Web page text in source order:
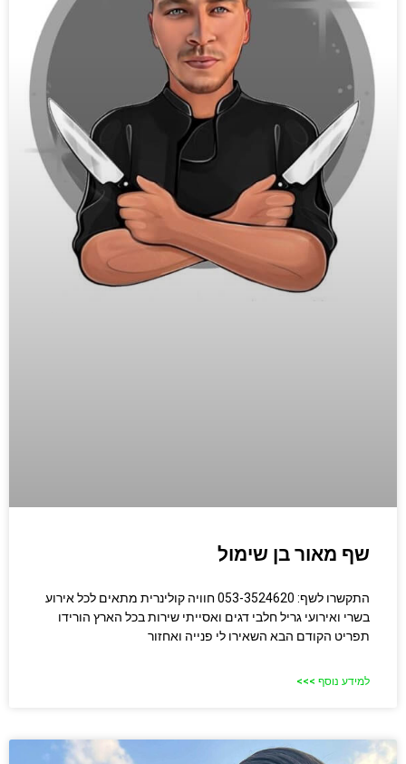
שף מאור בן שימול
התקשרו לשף: 053-3524620 חוויה קולינרית מתאים לכל אירוע
בשרי ואירועי גריל חלבי דגים ואסייתי שירות בכל הארץ הורידו
תפריט הקודם הבא השאירו לי פנייה ואחזור
למידע נוסף >>>